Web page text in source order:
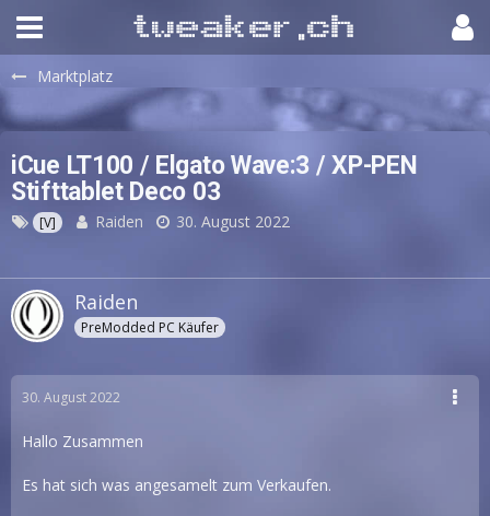
Marktplatz
iCue LT100 / Elgato Wave:3 / XP-PEN
Stifttablet Deco 03
[V] Raiden 30. August 2022
Raiden
PreModded PC Käufer
30. August 2022
Hallo Zusammen
Es hat sich was angesamelt zum Verkaufen.